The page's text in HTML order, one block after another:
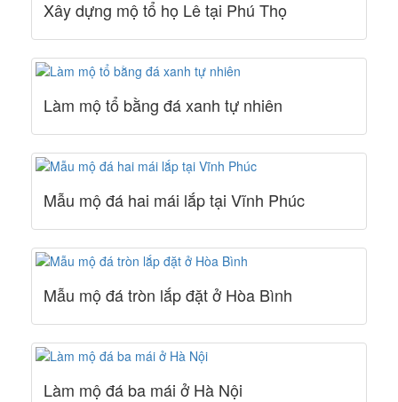
Xây dựng mộ tổ họ Lê tại Phú Thọ
Làm mộ tổ bằng đá xanh tự nhiên
Mẫu mộ đá hai mái lắp tại Vĩnh Phúc
Mẫu mộ đá tròn lắp đặt ở Hòa Bình
Làm mộ đá ba mái ở Hà Nội